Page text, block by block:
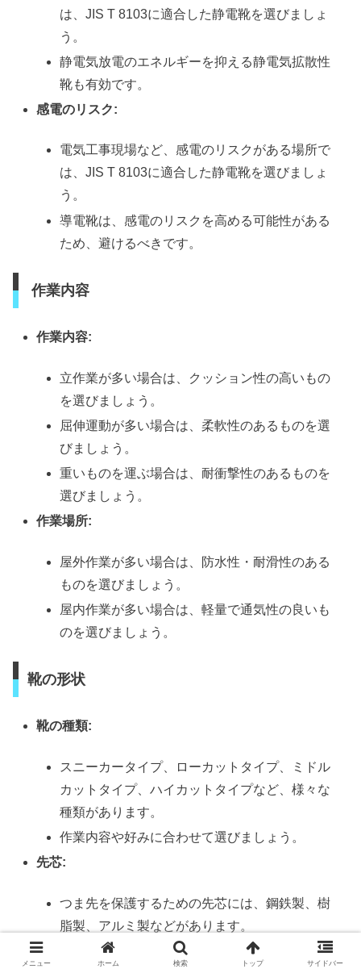
は、JIS T 8103に適合した静電靴を選びましょ
う。
静電気放電のエネルギーを抑える静電気拡散性
靴も有効です。
感電のリスク:
電気工事現場など、感電のリスクがある場所で
は、JIS T 8103に適合した静電靴を選びましょ
う。
導電靴は、感電のリスクを高める可能性がある
ため、避けるべきです。
作業内容
作業内容:
立作業が多い場合は、クッション性の高いもの
を選びましょう。
屈伸運動が多い場合は、柔軟性のあるものを選
びましょう。
重いものを運ぶ場合は、耐衝撃性のあるものを
選びましょう。
作業場所:
屋外作業が多い場合は、防水性・耐滑性のある
ものを選びましょう。
屋内作業が多い場合は、軽量で通気性の良いも
のを選びましょう。
靴の形状
靴の種類:
スニーカータイプ、ローカットタイプ、ミドル
カットタイプ、ハイカットタイプなど、様々な
種類があります。
作業内容や好みに合わせて選びましょう。
先芯:
つま先を保護するための先芯には、鋼鉄製、樹
脂製、アルミ製などがあります。
作業内容に合わせて選びましょう。
メニュー ホーム 検索 トップ サイドバー